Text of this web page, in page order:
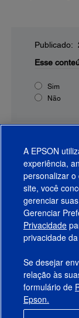
Publicado:
Esse
Sim
Não
Produtos
Suporte
Links
Empresa
A EPSON
experiência,
personalizar o
site, você
gerenciar
Gerenciar
Privacidade
privacidade
Se desejar
relação às
formulário de
Epson.